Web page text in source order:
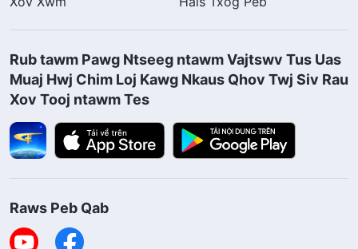
Rub tawm Pawg Ntseeg ntawm Vajtswv Tus Uas
Muaj Hwj Chim Loj Kawg Nkaus Qhov Twj Siv Rau
Xov Tooj ntawm Tes
Raws Peb Qab